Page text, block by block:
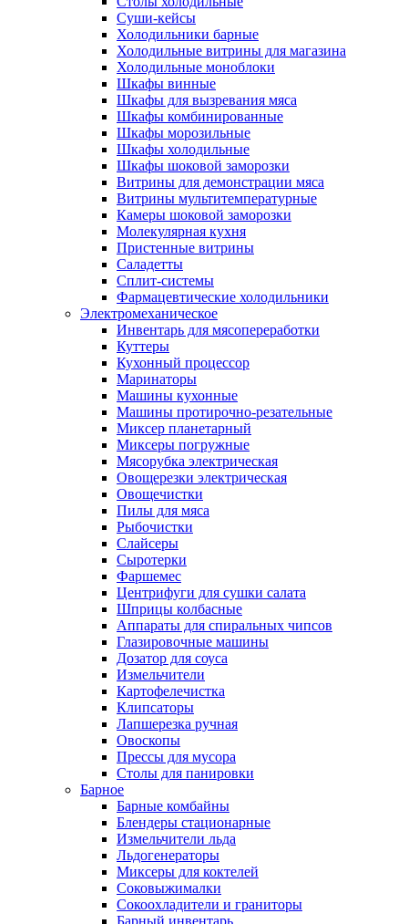
Суши-кейсы
Холодильники барные
Холодильные витрины для магазина
Холодильные моноблоки
Шкафы винные
Шкафы для вызревания мяса
Шкафы комбинированные
Шкафы морозильные
Шкафы холодильные
Шкафы шоковой заморозки
Витрины для демонстрации мяса
Витрины мультитемпературные
Камеры шоковой заморозки
Молекулярная кухня
Пристенные витрины
Саладетты
Сплит-системы
Фармацевтические холодильники
Электромеханическое
Инвентарь для мясопереработки
Куттеры
Кухонный процессор
Маринаторы
Машины кухонные
Машины протирочно-резательные
Миксер планетарный
Миксеры погружные
Мясорубка электрическая
Овощерезки электрическая
Овощечистки
Пилы для мяса
Рыбочистки
Слайсеры
Сыротерки
Фаршемес
Центрифуги для сушки салата
Шприцы колбасные
Аппараты для спиральных чипсов
Глазировочные машины
Дозатор для соуса
Измельчители
Картофелечистка
Клипсаторы
Лапшерезка ручная
Овоскопы
Прессы для мусора
Столы для панировки
Барное
Барные комбайны
Блендеры стационарные
Измельчители льда
Льдогенераторы
Миксеры для коктелей
Соковыжималки
Сокоохладители и граниторы
Барный инвентарь